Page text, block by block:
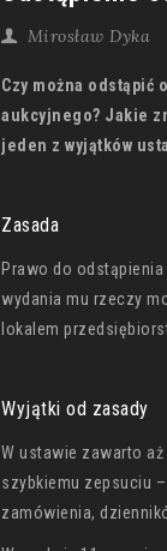
Mirosław Dyka
Czy można odstąpić
aukcyjnego? Jakie
jeden z wyjątków
Zasada
Prawo do
wydania mu rzeczy
lokalem
Wyjątki od zasady
W ustawie zawarto
szybkiemu zepsuciu
zamówienia,